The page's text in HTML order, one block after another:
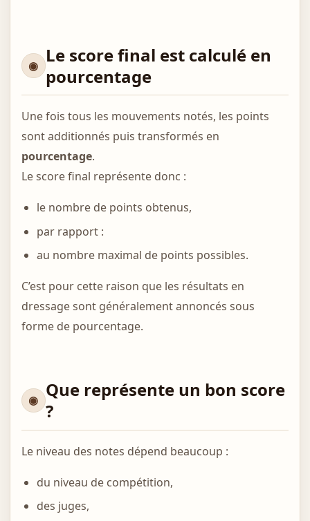
Le score final est calculé en
pourcentage
Une fois tous les mouvements notés, les points
sont additionnés puis transformés en
pourcentage.
Le score final représente donc :
le nombre de points obtenus,
par rapport :
au nombre maximal de points possibles.
C’est pour cette raison que les résultats en
dressage sont généralement annoncés sous
forme de pourcentage.
Que représente un bon score
?
Le niveau des notes dépend beaucoup :
du niveau de compétition,
des juges,